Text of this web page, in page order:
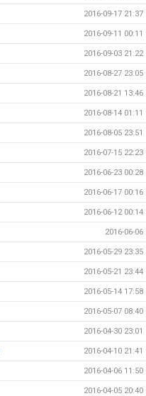
2016-09-17 21:37
2016-09-11 00:11
2016-09-03 21:22
2016-08-27 23:05
2016-08-21 13:46
2016-08-14 01:11
2016-08-05 23:51
2016-07-15 22:23
2016-06-23 00:28
2016-06-17 00:16
2016-06-12 00:14
2016-06-06
2016-05-29 23:35
2016-05-21 23:44
2016-05-14 17:58
2016-05-07 08:40
2016-04-30 23:01
2016-04-10 21:41
2016-04-06 11:50
2016-04-05 20:40